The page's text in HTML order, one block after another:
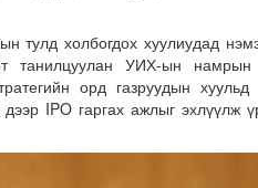
тулд холбогдох хуулиудад
танилцуулан УИХ-ын намрын
орд газруудын
IPO гаргах ажлыг эхлүүлж